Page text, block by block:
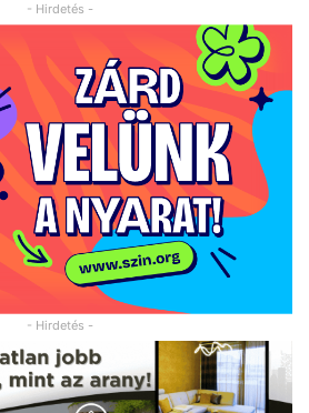
- Hirdetés -
- Hirdetés -